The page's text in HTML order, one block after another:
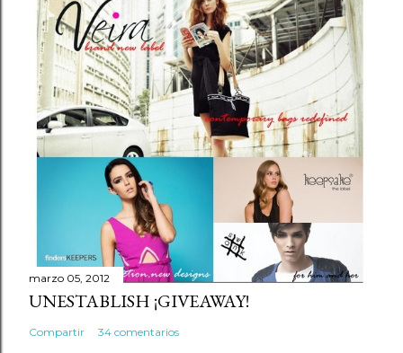
marzo 05, 2012
UNESTABLISH ¡GIVEAWAY!
Compartir 34 comentarios